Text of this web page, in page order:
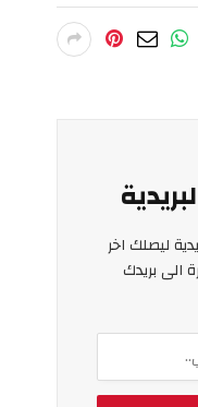
ليصلك اخر
الى بريدك